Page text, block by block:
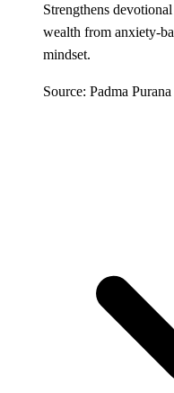
Strengthens
wealth from anxiety-
mindset.
Source: Padma Purana